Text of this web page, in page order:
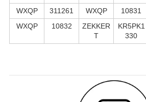
WXQP 311261 WXQP 10831
WXQP
10832
ZEKKER
T
KR5PK1
330